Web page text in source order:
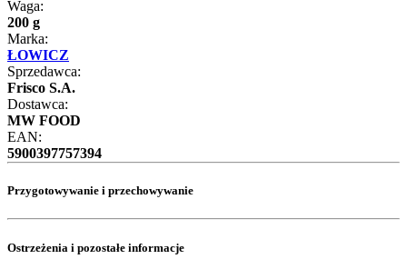
Waga:
200 g
Marka:
ŁOWICZ
Sprzedawca:
Frisco S.A.
Dostawca:
MW FOOD
EAN:
5900397757394
Przygotowywanie i przechowywanie
Ostrzeżenia i pozostałe informacje